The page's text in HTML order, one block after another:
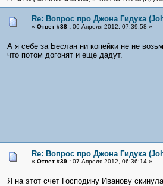
Re: Вопрос про Джона Гидука
« Ответ #38 :06 Апреля 2012, 07:39:58 »
А я себе за Беслан ни копейки не не
что потом догонят и еще дадут.
Re: Вопрос про Джона Гидука
« Ответ #39 :07 Апреля 2012, 06:36:14 »
Я на этот счет Господину Иванову